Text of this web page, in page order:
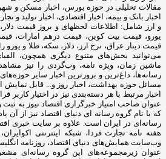
مقالات تحلیلی در حوزه بورس، اخبار مسکن و
اخبار بانک و بیمه، اخبار اقتصادی، اخبار تولید و
و ارز شامل: اطلاعات لحظهای و بروز قیمت
یورو، قیمت بیت کوین، قیمت درهم امارات،
قیمت دینار عراق، نرخ ارز، دلار، سکه، طلا و
می‌توانید بخش‌های متنوع دیگری همچون،
ماشین زمان، ویژه نامه، وب‌گردی را نیز
رسانه‌ها، داغ‌ترین و بروزترین اخبار سایر
مسائل حوزه بهداشت، اخبار روز و... قابل نمایش
اخبار مرتبط با هر دسته‌بندی نیز در اختیار کاربر
عنوان صاحب امتیاز خبرگزاری اقتصاد نیوز به
که با نام گروه رسانه ای دنیای اقتصاد نیز از
رسانه‌ای در ایران است. علاوه بر سایت خبری
هفته ‌نامه تجارت فردا، شبکه اینترنتی
وب‌سایت همایش‌های دنیای اقتصاد، روزنامه
عنوان زیرمجموعه‌های این گروه رسانه‌ای